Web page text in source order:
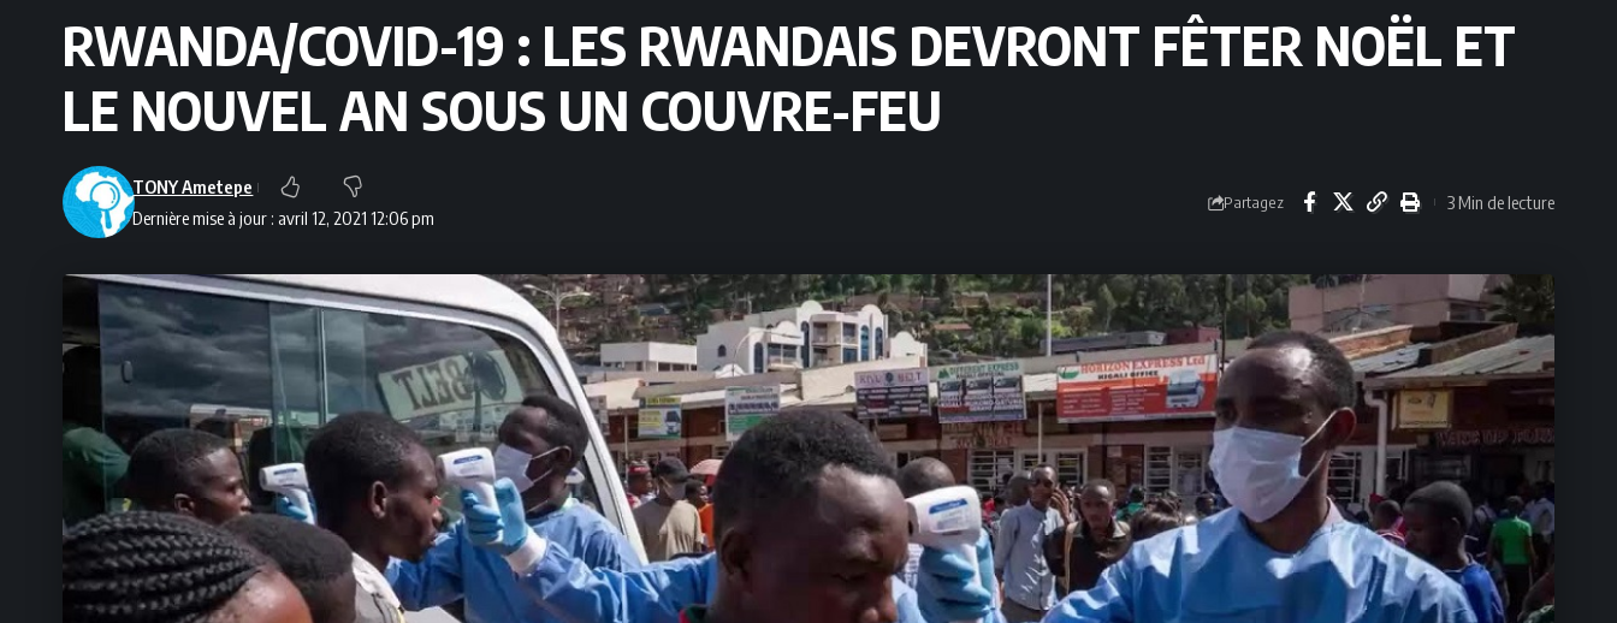
RWANDA/COVID-19 : LES RWANDAIS DEVRONT FÊTER NOËL ET
LE NOUVEL AN SOUS UN COUVRE-FEU
Dernière mise à jour : avril 12, 2021 12:06 pm
TONY Ametepe
Partagez 3 Min de lecture